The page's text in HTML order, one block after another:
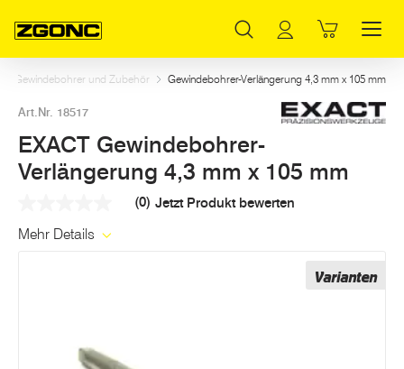
Gewindebohrer und Zubehör Gewindebohrer-Verlängerung 4,3 mm x 105 mm
Art.Nr. 18517
EXACT Gewindebohrer-
Verlängerung 4,3 mm x 105 mm
Link
(0) Jetzt Produkt bewerten
Mehr Details
Varianten